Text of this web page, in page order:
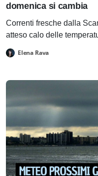
domenica si cambia
Correnti fresche dalla
atteso calo delle
Elena Rava